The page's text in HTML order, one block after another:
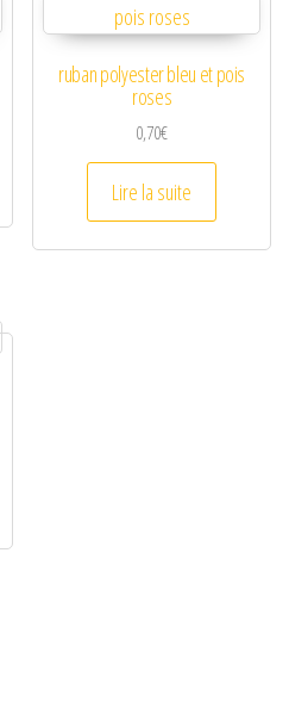
ruban polyester bleu et pois
roses
0,70€
Lire la suite